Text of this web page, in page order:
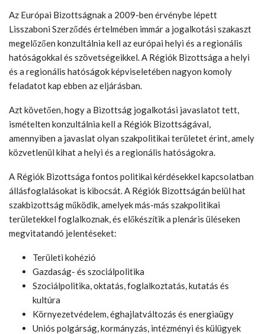
Az Európai Bizottságnak a 2009-ben érvénybe lépett
Lisszaboni Szerződés értelmében immár a jogalkotási szakaszt
megelőzően konzultálnia kell az európai helyi és a regionális
hatóságokkal és szövetségeikkel. A Régiók Bizottsága a helyi
és a regionális hatóságok képviseletében nagyon komoly
feladatot kap ebben az eljárásban.
Azt követően, hogy a Bizottság jogalkotási javaslatot tett,
ismételten konzultálnia kell a Régiók Bizottságával,
amennyiben a javaslat olyan szakpolitikai területet érint, amely
közvetlenül kihat a helyi és a regionális hatóságokra.
A Régiók Bizottsága fontos politikai kérdésekkel kapcsolatban
állásfoglalásokat is kibocsát. A Régiók Bizottságán belül hat
szakbizottság működik, amelyek más-más szakpolitikai
területekkel foglalkoznak, és előkészítik a plenáris üléseken
megvitatandó jelentéseket:
Területi kohézió
Gazdaság- és szociálpolitika
Szociálpolitika, oktatás, foglalkoztatás, kutatás és
kultúra
Környezetvédelem, éghajlatváltozás és energiaügy
Uniós polgárság, kormányzás, intézményi és külügyek